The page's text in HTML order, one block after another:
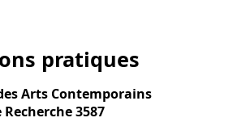
pratiques
Arts Contemporains
3587